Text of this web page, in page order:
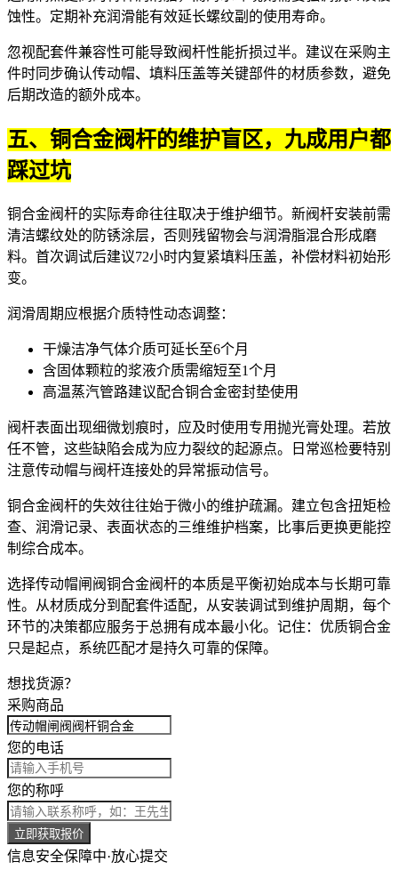
蚀性。定期补充润滑能有效延长螺纹副的使用寿命。
忽视配套件兼容性可能导致阀杆性能折损过半。建议在采购主
件时同步确认传动帽、填料压盖等关键部件的材质参数，避免
后期改造的额外成本。
五、铜合金阀杆的维护盲区，九成用户都
踩过坑
铜合金阀杆的实际寿命往往取决于维护细节。新阀杆安装前需
清洁螺纹处的防锈涂层，否则残留物会与润滑脂混合形成磨
料。首次调试后建议72小时内复紧填料压盖，补偿材料初始形
变。
润滑周期应根据介质特性动态调整：
干燥洁净气体介质可延长至6个月
含固体颗粒的浆液介质需缩短至1个月
高温蒸汽管路建议配合铜合金密封垫使用
阀杆表面出现细微划痕时，应及时使用专用抛光膏处理。若放
任不管，这些缺陷会成为应力裂纹的起源点。日常巡检要特别
注意传动帽与阀杆连接处的异常振动信号。
铜合金阀杆的失效往往始于微小的维护疏漏。建立包含扭矩检
查、润滑记录、表面状态的三维维护档案，比事后更换更能控
制综合成本。
选择传动帽闸阀铜合金阀杆的本质是平衡初始成本与长期可靠
性。从材质成分到配套件适配，从安装调试到维护周期，每个
环节的决策都应服务于总拥有成本最小化。记住：优质铜合金
只是起点，系统匹配才是持久可靠的保障。
想找货源？
采购商品
您的电话
您的称呼
立即获取报价
信息安全保障中·放心提交